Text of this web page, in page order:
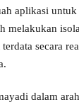
aplikasi untuk
melakukan
secara
dalam